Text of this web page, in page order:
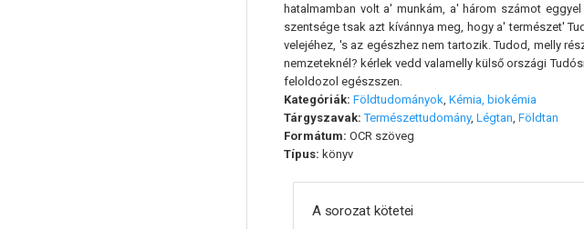
hatalmamban volt a' munkám, a' három számot
szentsége tsak azt kívánnya meg, hogy a' természet'
velejéhez, 's az egészhez nem tartozik. Tudod, melly
nemzeteknél? kérlek vedd valamelly külső országi
feloldozol egészszen.
Kategóriák: Földtudományok Kémia, biokémia
Tárgyszavak: Természettudomány, Légtan Földtan
Formátum: OCR szöveg
Típus: könyv
A sorozat kötetei